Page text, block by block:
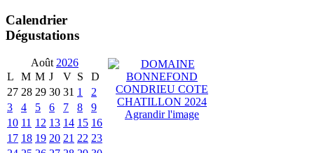
Calendrier
Dégustations
Août 2026
L
M M J V S
D
27 28 29 30 31 1
2
3
4 5 6 7 8
9
10 11 12 13 14 15 16
17 18 19 20 21 22 23
Agrandir l'image